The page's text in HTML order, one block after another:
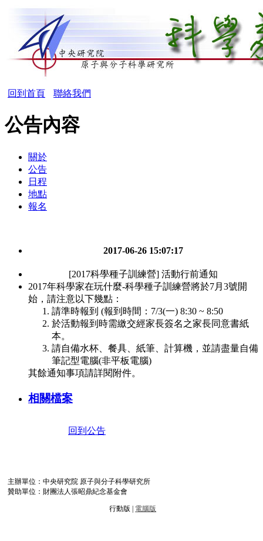
回到首頁 聯絡我們
公告內容
關於
公告
日程
地點
報名
2017-06-26 15:07:17
[2017科學種子訓練營] 活動行前通知
2017年科學家在玩什麼-科學種子訓練營將於7月3號開
始，請注意以下幾點：
請準時報到 (報到時間：7/3(一) 8:30 ~ 8:50
於活動報到時需繳交經家長簽名之家長同意書紙
本。
請自備水杯、餐具、紙筆、計算機，並請盡量自備
筆記型電腦(非平板電腦)
其餘通知事項請詳閱附件。
相關檔案
回到公告
主辦單位：中央研究院 原子與分子科學研究所
贊助單位：財團法人張昭鼎紀念基金會
行動版 | 電腦版